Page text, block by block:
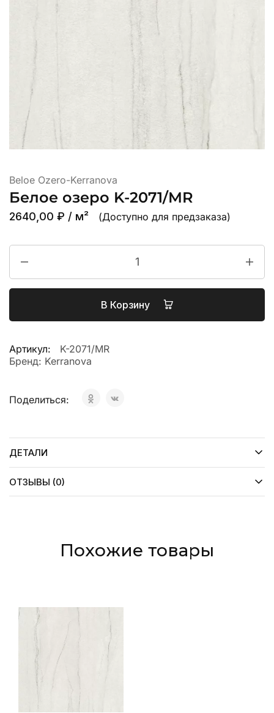
Beloe Ozero-Kerranova
Белое озеро K-2071/MR
2640,00 ₽ / м² (Доступно для предзаказа)
В Корзину
Артикул:
K-2071/MR
Бренд: Kerranova
Поделиться:
ДЕТАЛИ
ОТЗЫВЫ (0)
Похожие товары